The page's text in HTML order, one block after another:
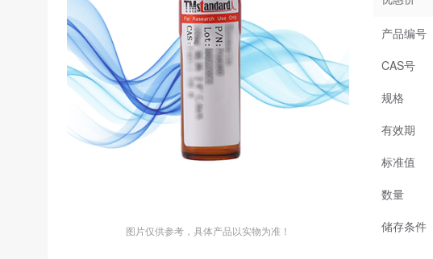
图片仅供参考，具体产品以实物为准！
产品编号
CAS号
规格
有效期
标准值
数量
储存条件